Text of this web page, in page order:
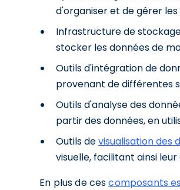
d'organiser et de gérer
Infrastructure de
stocker les données de
Outils d'intégration de
provenant de différentes
Outils d'analyse des
partir des données, en
Outils devisualisation des
visuelle, facilitant ainsi
En plus de cescomposants